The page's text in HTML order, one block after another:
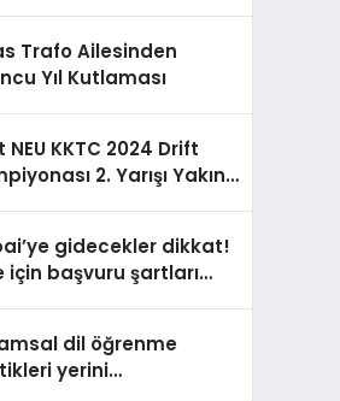
Trafo Ailesinden
Yıl Kutlaması
NEU KKTC 2024 Drift
2. Yarışı Yakın
gidecekler dikkat!
için başvuru şartları
dil öğrenme
yerini